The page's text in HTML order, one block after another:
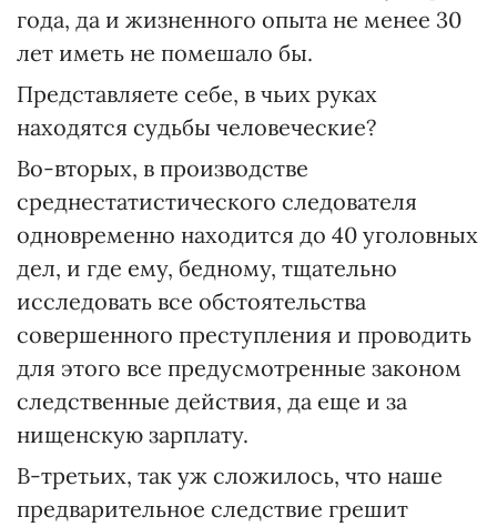
года, да и жизненного опыта не менее 30
лет иметь не помешало бы.
Представляете себе, в чьих руках
находятся судьбы человеческие?
Во-вторых, в производстве
среднестатистического следователя
одновременно находится до 40 уголовных
дел, и где ему, бедному, тщательно
исследовать все обстоятельства
совершенного преступления и проводить
для этого все предусмотренные законом
следственные действия, да еще и за
нищенскую зарплату.
В-третьих, так уж сложилось, что наше
предварительное следствие грешит